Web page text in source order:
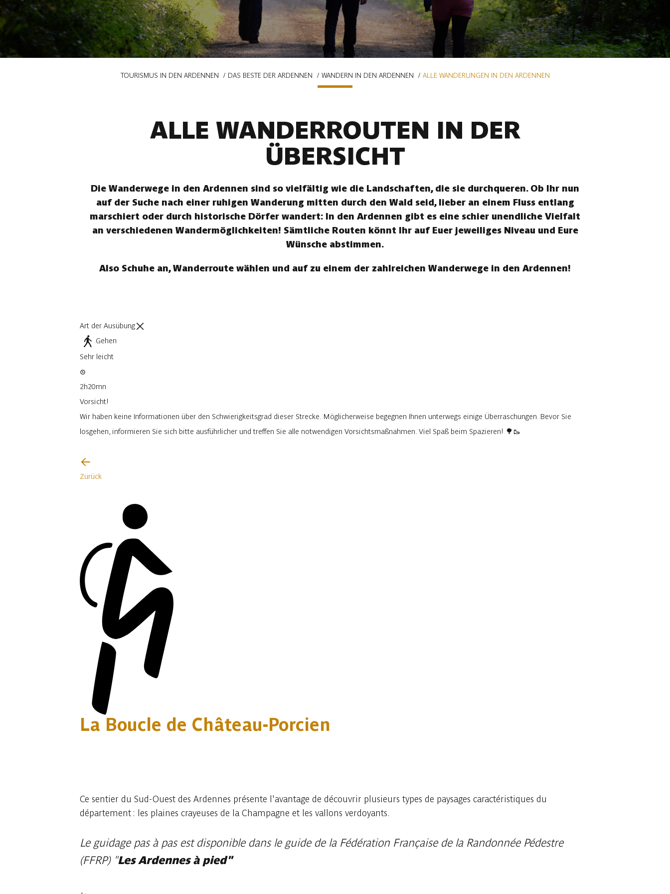
TOURISMUS IN DEN ARDENNEN DAS BESTE DER ARDENNEN WANDERN IN DEN ARDENNEN ALLE WANDERUNGEN IN DEN ARDENNEN
ALLE WANDERROUTEN IN DER
ÜBERSICHT
Die Wanderwege in den Ardennen sind so vielfältig wie die Landschaften, die sie durchqueren. Ob Ihr nun
auf der Suche nach einer ruhigen Wanderung mitten durch den Wald seid, lieber an einem Fluss entlang
marschiert oder durch historische Dörfer wandert: In den Ardennen gibt es eine schier unendliche Vielfalt
an verschiedenen Wandermöglichkeiten! Sämtliche Routen könnt Ihr auf Euer jeweiliges Niveau und Eure
Wünsche abstimmen.
Also Schuhe an, Wanderroute wählen und auf zu einem der zahlreichen Wanderwege in den Ardennen!
Art der Ausübung
Gehen
Sehr leicht
2h20mn
Vorsicht!
Wir haben keine Informationen über den Schwierigkeitsgrad dieser Strecke. Möglicherweise begegnen Ihnen unterwegs einige Überraschungen. Bevor Sie
losgehen, informieren Sie sich bitte ausführlicher und treffen Sie alle notwendigen Vorsichtsmaßnahmen. Viel Spaß beim Spazieren! 🌳🥾
Zurück
La Boucle de Château-Porcien
Ce sentier du Sud-Ouest des Ardennes présente l'avantage de découvrir plusieurs types de paysages caractéristiques du
département : les plaines crayeuses de la Champagne et les vallons verdoyants.
Le guidage pas à pas est disponible dans le guide de la Fédération Française de la Randonnée Pédestre
(FFRP) "Les Ardennes à pied"